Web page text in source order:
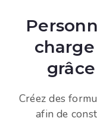
Créez des
afin de